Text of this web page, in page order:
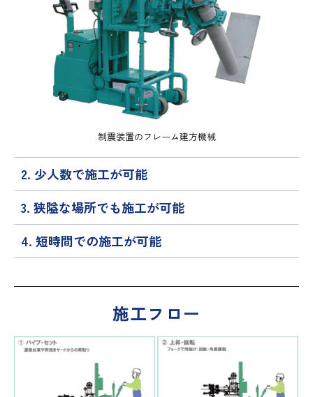
制震装置のフレーム建方機械
2. 少人数で施工が可能
3. 狭隘な場所でも施工が可能
4. 短時間での施工が可能
施工フロー